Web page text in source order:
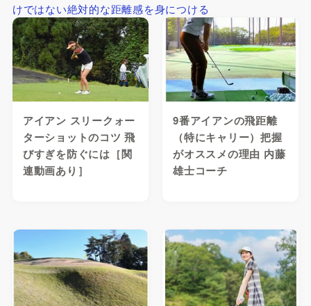
けではない絶対的な距離感を身につける
アイアン スリークォー
ターショットのコツ 飛
びすぎを防ぐには［関
連動画あり］
9番アイアンの飛距離
（特にキャリー）把握
がオススメの理由 内藤
雄士コーチ